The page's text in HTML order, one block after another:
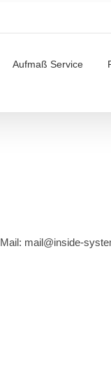
Aufmaß Service
Mail: mail@inside-